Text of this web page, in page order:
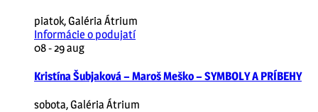
piatok,Galéria Átrium
Informácie o podujatí
08 - 29aug
Kristína Šubjaková – Maroš Meško – SYMBOLY A PRÍBEHY
sobota,Galéria Átrium